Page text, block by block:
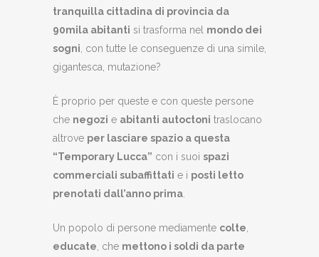
tranquilla cittadina di provincia da
90mila abitanti si trasforma nel mondo dei
sogni , con tutte le conseguenze di una simile,
gigantesca, mutazione?
È proprio per queste e con queste persone
che negozi e abitanti autoctoni traslocano
altrove per lasciare spazio a questa
“Temporary Lucca” con i suoi spazi
commerciali subaffittati e i posti letto
prenotati dall’anno prima
Un popolo di persone mediamente colte
educate , che mettono i soldi da parte